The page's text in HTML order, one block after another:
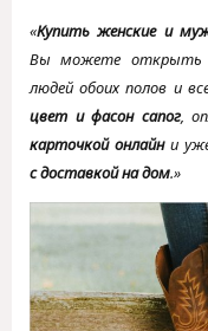
«Купить женские и
Вы можете открыть
людей обоих полов и
цвет и фасон сапог,
карточкой онлайни
с доставкой на дом.»